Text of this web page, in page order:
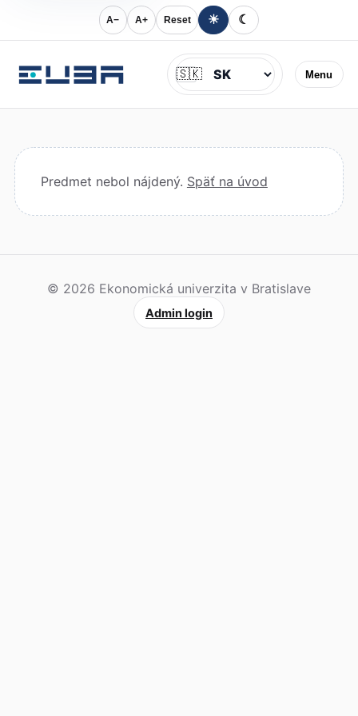
A− A+ Reset ☀ ☾
Menu
Jazyk
🇸🇰
Predmet nebol nájdený. Späť na úvod
© 2026 Ekonomická univerzita v Bratislave
Admin login